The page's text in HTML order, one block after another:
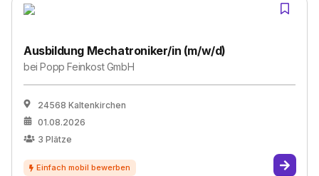
Ausbildung Mechatroniker/in (m/w/d)
beiPopp Feinkost GmbH
24568 Kaltenkirchen
01.08.2026
3 Plätze